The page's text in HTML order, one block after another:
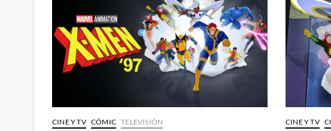
Jed
Mackay
y
Valerio
Schiti
CINE Y TV CÓMIC TELEVISIÓN CINE Y TV